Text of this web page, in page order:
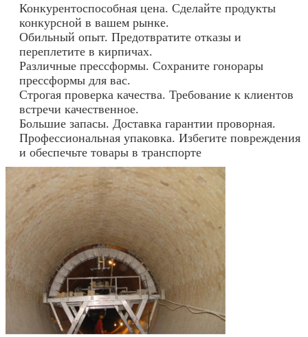
Конкурентоспособная цена. Сделайте продукты
конкурсной в вашем рынке.
Обильный опыт. Предотвратите отказы и
переплетите в кирпичах.
Различные прессформы. Сохраните гонорары
прессформы для вас.
Строгая проверка качества. Требование к клиентов
встречи качественное.
Большие запасы. Доставка гарантии проворная.
Профессиональная упаковка. Избегите повреждения
и обеспечьте товары в транспорте